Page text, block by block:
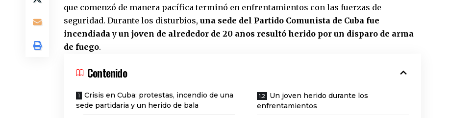
que comenzó de manera pacífica terminó en enfrentamientos con las fuerzas de
seguridad. Durante los disturbios, una sede del Partido Comunista de Cuba fue
incendiaday un joven de alrededor de 20 años resultó herido por un disparo de arma
de fuego.
Contenido
Crisis en Cuba: protestas, incendio de una
sede partidaria y un herido de bala
Un joven herido durante los
enfrentamientos